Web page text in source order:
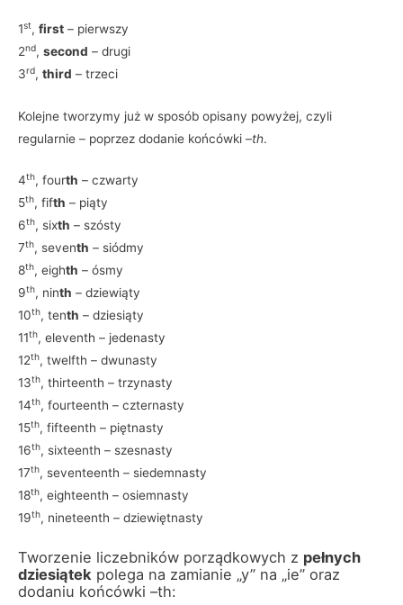
1st, first – pierwszy
2nd, second – drugi
3rd, third – trzeci
Kolejne tworzymy już w sposób opisany powyżej, czyli
regularnie – poprzez dodanie końcówki –th.
4th, fourth – czwarty
5th, fifth – piąty
6th, sixth – szósty
7th, seventh – siódmy
8th, eighth – ósmy
9th, ninth – dziewiąty
10th, tenth – dziesiąty
11th, eleventh – jedenasty
12th, twelfth – dwunasty
13th, thirteenth – trzynasty
14th, fourteenth – czternasty
15th, fifteenth – piętnasty
16th, sixteenth – szesnasty
17th, seventeenth – siedemnasty
18th, eighteenth – osiemnasty
19th, nineteenth – dziewiętnasty
Tworzenie liczebników porządkowych z pełnych
dziesiątek polega na zamianie „y” na „ie” oraz
dodaniu końcówki –th: